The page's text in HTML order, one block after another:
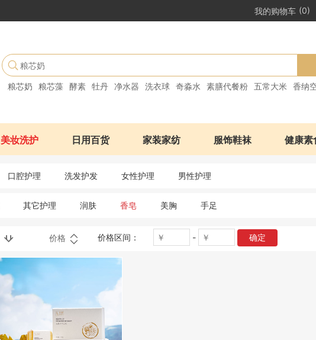
我的购物车 (0)
粮芯奶 粮芯藻 酵素 牡丹 净水器 洗衣球 奇淼水 素膳代餐粉 五常大米
香纳
美妆洗护 日用百货 家装家纺 服饰鞋袜 健康素
口腔护理 洗发护发 女性护理 男性护理
其它护理 润肤 香皂 美胸 手足
价格 价格区间： - 确定